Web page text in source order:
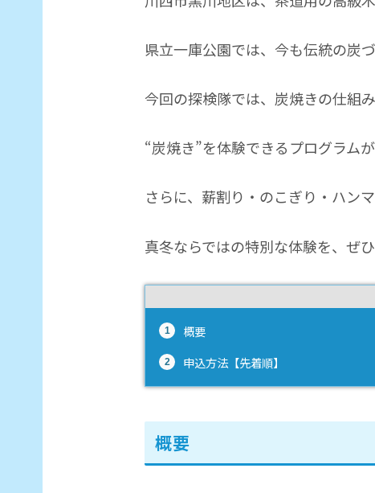
県立一庫公園では、今も伝統の炭
今回の探検隊では、炭焼きの仕組
“炭焼き”を体験できるプログラム
さらに、薪割り・のこぎり・ハン
真冬ならではの特別な体験を、ぜ
概要
申込方法【先着順】
概要